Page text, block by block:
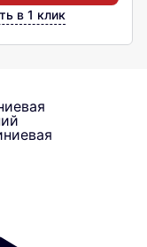
в 1 клик